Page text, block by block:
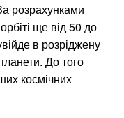
розрахунками
ще від 50 до
в розріджену
До того
космічних